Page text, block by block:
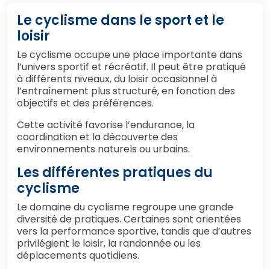
Le cyclisme dans le sport et le
loisir
Le cyclisme occupe une place importante dans
l’univers sportif et récréatif. Il peut être pratiqué
à différents niveaux, du loisir occasionnel à
l’entraînement plus structuré, en fonction des
objectifs et des préférences.
Cette activité favorise l’endurance, la
coordination et la découverte des
environnements naturels ou urbains.
Les différentes pratiques du
cyclisme
Le domaine du cyclisme regroupe une grande
diversité de pratiques. Certaines sont orientées
vers la performance sportive, tandis que d’autres
privilégient le loisir, la randonnée ou les
déplacements quotidiens.